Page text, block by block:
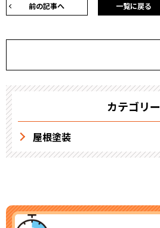
前の記事へ 一覧に戻る
カテゴリー
屋根塗装